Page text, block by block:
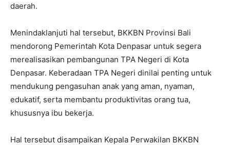
daerah.
Menindaklanjuti hal tersebut, BKKBN Provinsi Bali
mendorong Pemerintah Kota Denpasar untuk segera
merealisasikan pembangunan TPA Negeri di Kota
Denpasar. Keberadaan TPA Negeri dinilai penting untuk
mendukung pengasuhan anak yang aman, nyaman,
edukatif, serta membantu produktivitas orang tua,
khususnya ibu bekerja.
Hal tersebut disampaikan Kepala Perwakilan BKKBN